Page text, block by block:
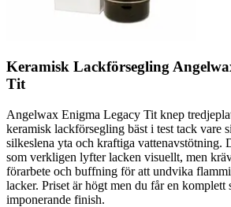
Keramisk Lackförsegling
Tit
Angelwax Enigma Legacy Tit knep
keramisk lackförsegling bäst i test tack vare
silkeslena yta och kraftiga vattenavstötning.
som verkligen lyfter lacken visuellt, men
förarbete och buffning för att undvika
lacker. Priset är högt men du får en komplett
imponerande finish.